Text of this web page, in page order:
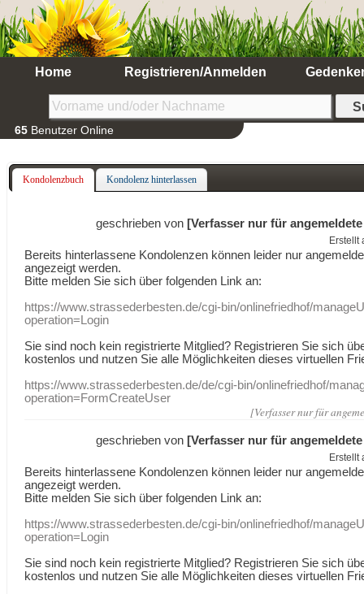
Home Registrieren/Anmelden
65 Benutzer Online
Kondolenzbuch Kondolenz hinterlassen
geschrieben von [Verfasser nur für
Erstellt
Bereits hinterlassene Kondolenzen können leider nur
angezeigt werden.
Bitte melden Sie sich über folgenden Link an:
https://www.strassederbesten.de/cgi-bin/onlinefriedhof/
operation=Login
Sie sind noch kein registrierte Mitglied? Registrieren Sie sich
kostenlos und nutzen Sie alle Möglichkeiten dieses virtuellen
https://www.strassederbesten.de/de/cgi-bin/onlinefriedhof/
operation=FormCreateUser
[Verfasser nur für
geschrieben von [Verfasser nur für
Erstellt
Bereits hinterlassene Kondolenzen können leider nur
angezeigt werden.
Bitte melden Sie sich über folgenden Link an:
https://www.strassederbesten.de/cgi-bin/onlinefriedhof/
operation=Login
Sie sind noch kein registrierte Mitglied? Registrieren Sie sich
kostenlos und nutzen Sie alle Möglichkeiten dieses virtuellen